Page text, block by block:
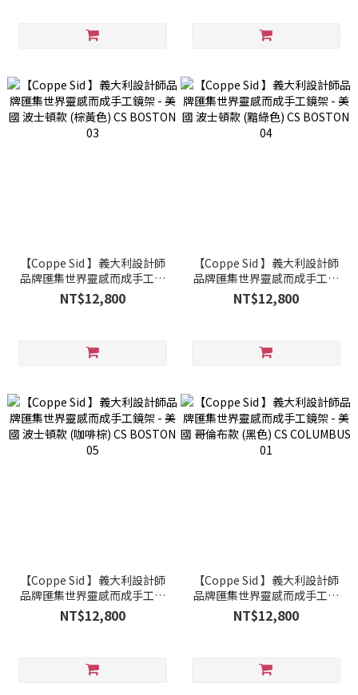
【Coppe Sid 】義大利設計師
品牌匯集世界靈感而成手工鏡
架 - 美國 波士頓款 (棕黃色) CS
BOSTON 03
NT$12,800
【Coppe Sid 】義大利設計師
品牌匯集世界靈感而成手工鏡
架 - 美國 波士頓款 (黯綠色) CS
BOSTON 04
NT$12,800
【Coppe Sid 】義大利設計師
品牌匯集世界靈感而成手工鏡
架 - 美國 波士頓款 (咖啡棕) CS
BOSTON 05
NT$12,800
【Coppe Sid 】義大利設計師
品牌匯集世界靈感而成手工鏡
架 - 美國 哥倫布款 (黑色) CS
COLUMBUS 01
NT$12,800